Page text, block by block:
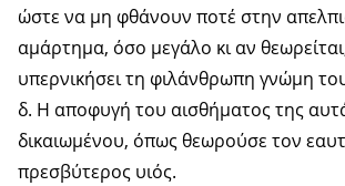
ώστε να μη φθάνουν ποτέ στην
αμάρτημα, όσο μεγάλο κι αν
υπερνικήσει τη φιλάνθρωπη γνώμη
δ. Η αποφυγή του αισθήματος της
δικαιωμένου, όπως θεωρούσε τον
πρεσβύτερος υιός.